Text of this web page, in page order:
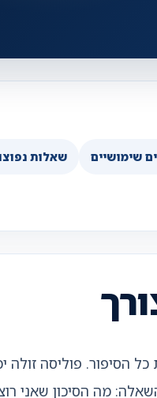
שימושיים שאלות
הסיפור. פוליסה זולה
מה הסיכון שאני